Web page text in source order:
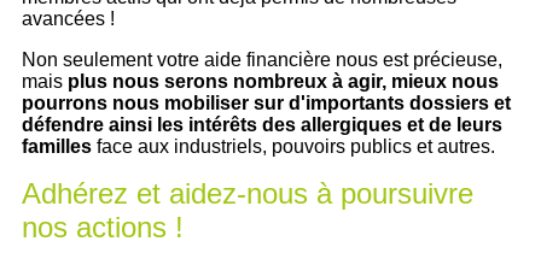
avancées !
Non seulement votre aide financière nous est précieuse,
mais plus nous serons nombreux à agir, mieux nous
pourrons nous mobiliser sur d'importants dossiers et
défendre ainsi les intérêts des allergiques et de leurs
familles face aux industriels, pouvoirs publics et autres.
Adhérez et aidez-nous à poursuivre
nos actions !